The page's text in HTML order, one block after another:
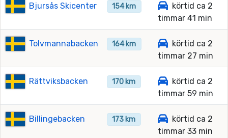
Bjursås Skicenter 154 km
körtid ca 2
timmar 41 min
Tolvmannabacken 164 km
körtid ca 2
timmar 27 min
Rättviksbacken 170 km
körtid ca 2
timmar 59 min
Billingebacken 173 km
körtid ca 2
timmar 33 min